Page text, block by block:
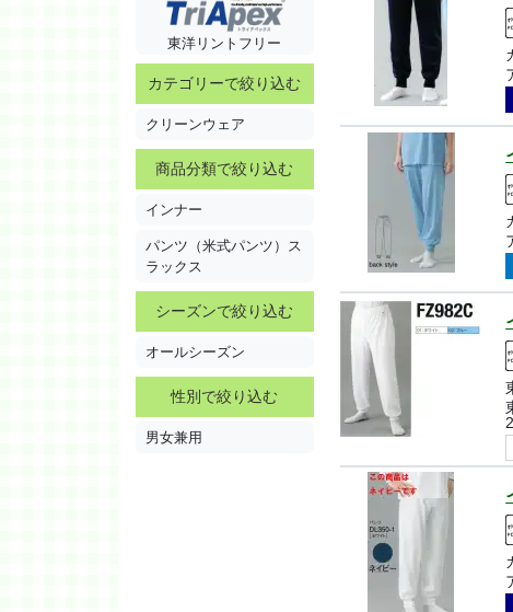
東洋リントフリー
カテゴリーで絞り込む
クリーンウェア
商品分類で絞り込む
インナー
パンツ（米式パンツ）ス
ラックス
シーズンで絞り込む
オールシーズン
性別で絞り込む
男女兼用